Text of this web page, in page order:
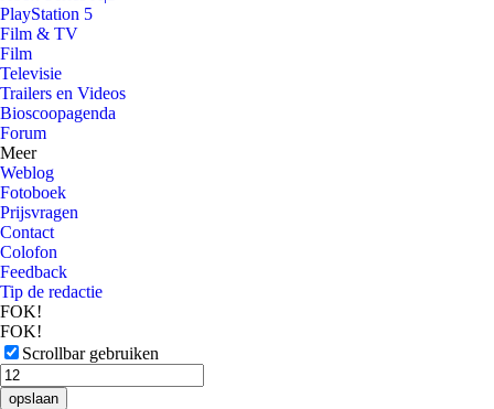
PlayStation 5
Film & TV
Film
Televisie
Trailers en Videos
Bioscoopagenda
Forum
Meer
Weblog
Fotoboek
Prijsvragen
Contact
Colofon
Feedback
Tip de redactie
FOK!
FOK!
Scrollbar gebruiken
opslaan